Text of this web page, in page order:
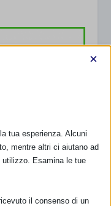
×
tua esperienza. Alcuni
mentre altri ci aiutano ad
utilizzo. Esamina le tue
il consenso di un